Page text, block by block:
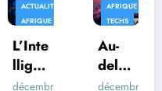
AFRIQUE
TECHS
Au-
delà
des
décembre
d la
Fictio